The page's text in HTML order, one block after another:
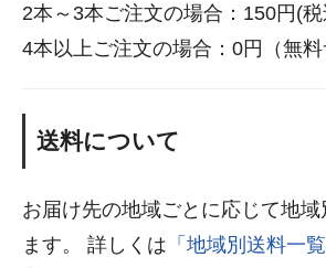
2本～3本ご注文の場合：150円(税
4本以上ご注文の場合：0円（無料
送料について
お届け先の地域ごとに応じて地域
ます。 詳しくは 「地域別送料一覧